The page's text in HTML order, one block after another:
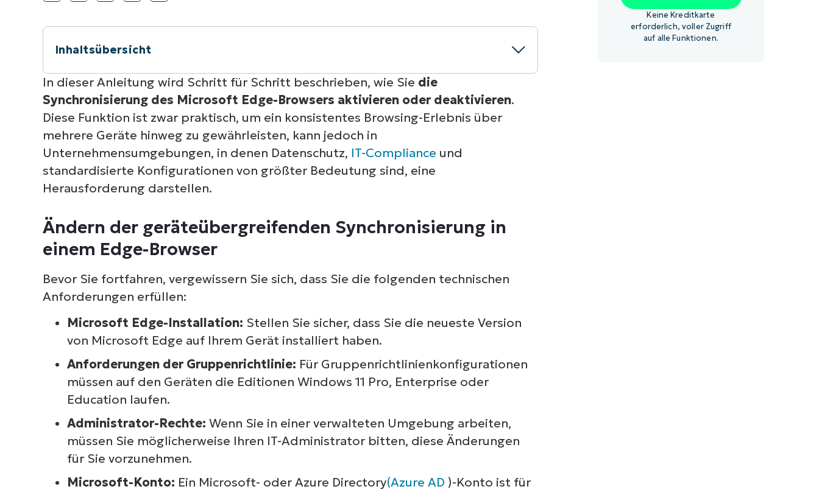
VERTRIEB KONTAKTIEREN PRODUKTVORSTELLUNG ANSEHEN
PRODUKT-
VERTRIEB KONTAKTIEREN
VERTRIEB KONTAKTIEREN PRODUKTVORSTELLUNG ANSEHEN
Inhaltsübersicht
Kurzüberblick
Ändern der geräteübergreifenden Synchronisierung in einem Edge-Browser
Zusätzliche Überlegungen bei der Änderung der Synchronisierung des Microsoft
Verwalten der geräteübergreifenden Synchronisierung in Microsoft Edge
In dieser Anleitung wird Schritt für Schritt beschrieben, wie Sie die
Synchronisierung des Microsoft Edge-Browsers aktivieren oder deaktivieren.
Diese Funktion ist zwar praktisch, um ein konsistentes Browsing-Erlebnis über
mehrere Geräte hinweg zu gewährleisten, kann jedoch in
Unternehmensumgebungen, in denen Datenschutz, IT-Compliance und
standardisierte Konfigurationen von größter Bedeutung sind, eine
Herausforderung darstellen.
Ändern der geräteübergreifenden Synchronisierung in
einem Edge-Browser
Bevor Sie fortfahren, vergewissern Sie sich, dass Sie die folgenden technischen
Anforderungen erfüllen:
Microsoft Edge-Installation: Stellen Sie sicher, dass Sie die neueste Version
von Microsoft Edge auf Ihrem Gerät installiert haben.
Anforderungen der Gruppenrichtlinie: Für Gruppenrichtlinienkonfigurationen
müssen auf den Geräten die Editionen Windows 11 Pro, Enterprise oder
Education laufen.
Administrator-Rechte: Wenn Sie in einer verwalteten Umgebung arbeiten,
müssen Sie möglicherweise Ihren IT-Administrator bitten, diese Änderungen
für Sie vorzunehmen.
Microsoft-Konto: Ein Microsoft- oder Azure Directory(Azure AD )-Konto ist für
Keine Kreditkarte
erforderlich, voller Zugriff
auf alle Funktionen.